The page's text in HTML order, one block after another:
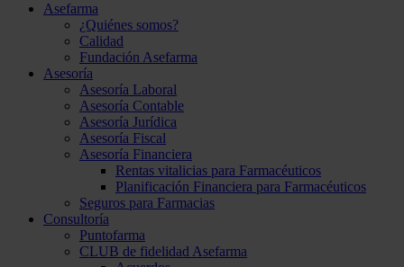
Asefarma
¿Quiénes somos?
Calidad
Fundación Asefarma
Asesoría
Asesoría Laboral
Asesoría Contable
Asesoría Jurídica
Asesoría Fiscal
Asesoría Financiera
Rentas vitalicias para Farmacéuticos
Planificación Financiera para Farmacéuticos
Seguros para Farmacias
Consultoría
Puntofarma
CLUB de fidelidad Asefarma